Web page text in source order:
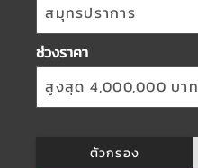
สมุทรปราการ
ช่วงราคา
สูงสุด 4,000,000 บาท
ตัวกรอง